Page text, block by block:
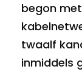
begon
twaalf
inmiddels